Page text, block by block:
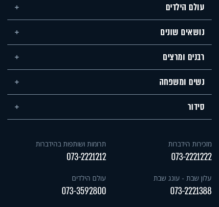
עולם הילדים
נושאים שונים
רבנים ומרצים
נשים ומשפחה
סידור
מזכירות הידברות
073-2221222
תרומות ושותפות בהידברות
073-2221212
עלון שבת - עונג שבת
073-2221388
עולם הילדים
073-3592800